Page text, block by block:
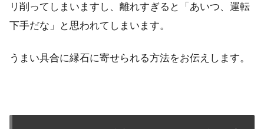
リ削ってしまいますし、離れすぎると「あいつ、運転
下手だな」と思われてしまいます。
うまい具合に縁石に寄せられる方法をお伝えします。